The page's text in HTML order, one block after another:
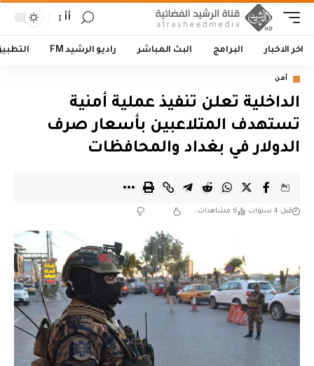
أأ
اخر الاخبار البرامج البث المباشر راديو الرشيد FM
أمن
الداخلية تعلن تنفيذ عملية أمنية
تستهدف المتلاعبين بأسعار صرف
الدولار في بغداد والمحافظات
قبل 4 سنوات 6 مشاهدات